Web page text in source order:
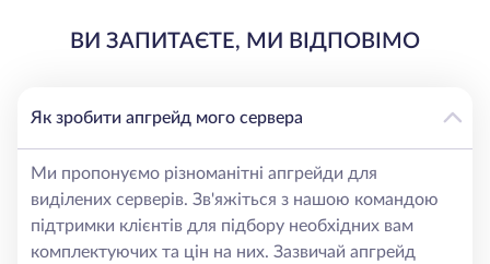
ВИ ЗАПИТАЄТЕ, МИ ВІДПОВІМО
Як зробити апгрейд мого сервера
Ми пропонуємо різноманітні апгрейди для
виділених серверів. Зв'яжіться з нашою командою
підтримки клієнтів для підбору необхідних вам
комплектуючих та цін на них. Зазвичай апгрейд